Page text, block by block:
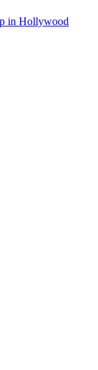
in Hollywood